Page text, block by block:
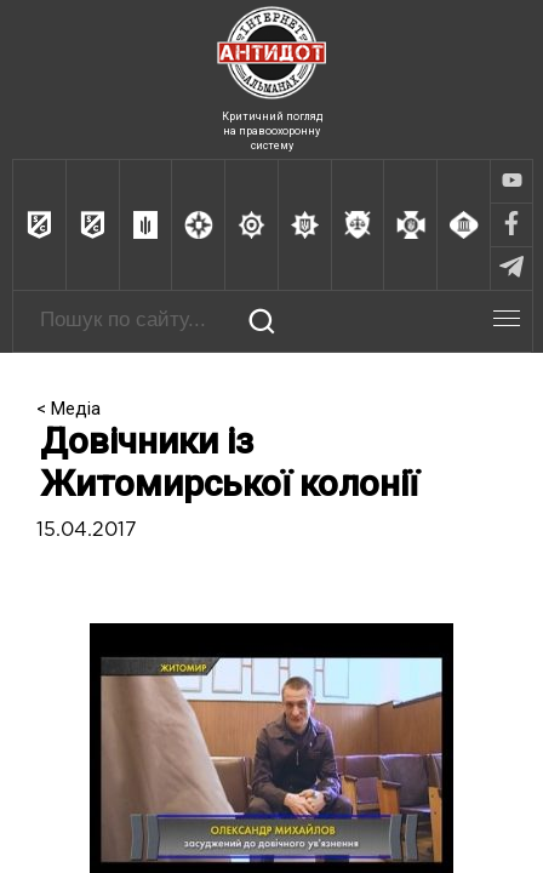
Критичний погляд
на правоохоронну
систему
< Медіа
Довічники із
Житомирської колонії
15.04.2017